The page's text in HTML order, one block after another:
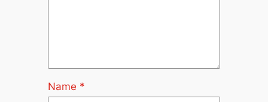
Name *